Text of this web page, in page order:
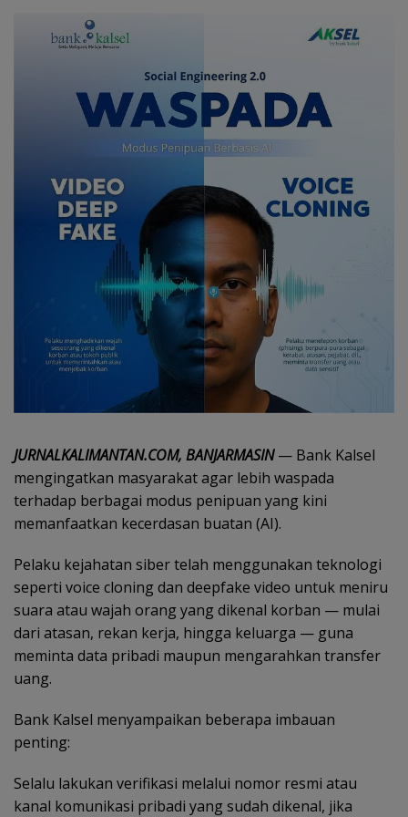
JURNALKALIMANTAN.COM, BANJARMASIN— Bank Kalsel
mengingatkan masyarakat agar lebih waspada
terhadap berbagai modus penipuan yang kini
memanfaatkan kecerdasan buatan (AI).
Pelaku kejahatan siber telah menggunakan teknologi
seperti voice cloning dan deepfake video untuk meniru
suara atau wajah orang yang dikenal korban — mulai
dari atasan, rekan kerja, hingga keluarga — guna
meminta data pribadi maupun mengarahkan transfer
uang.
Bank Kalsel menyampaikan beberapa imbauan
penting:
Selalu lakukan verifikasi melalui nomor resmi atau
kanal komunikasi pribadi yang sudah dikenal, jika